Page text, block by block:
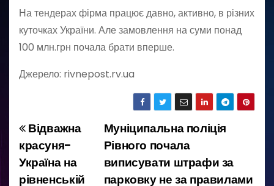
На тендерах фірма працює давно, активно, в різних
куточках України. Але замовлення на суми понад
100 млн.грн почала брати вперше.
Джерело: rivnepost.rv.ua
Н
а
Муніципальна поліція
Рівного почала
виписувати штрафи за
парковку не за правилами
Відважна
красуня-
Україна на
рівненській